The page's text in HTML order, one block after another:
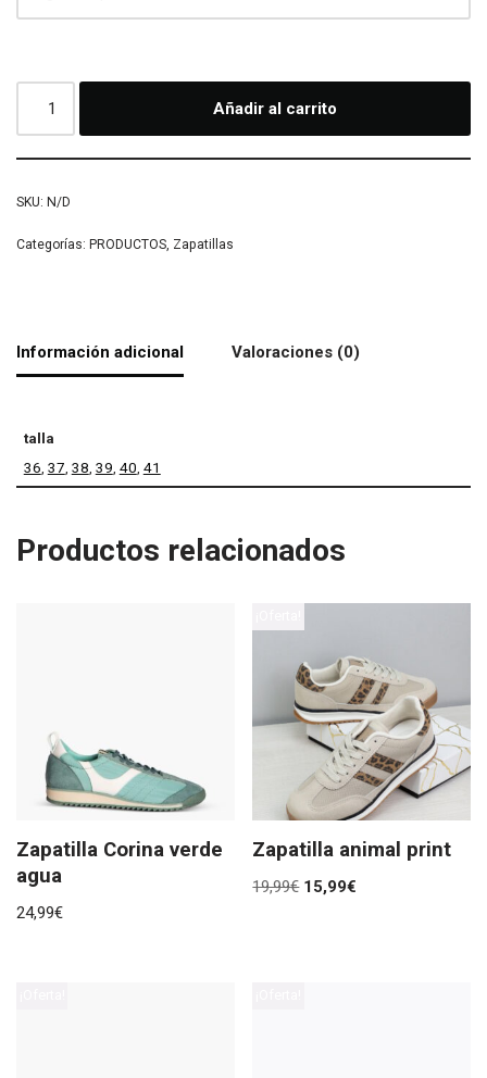
Añadir al carrito
SKU: N/D
Categorías: PRODUCTOS Zapatillas
Información adicional Valoraciones (0)
talla
36 37 38 39 40 41
Productos relacionados
Zapatilla Corina verde
agua
24,99€
Zapatilla animal print
19,99€ 15,99€